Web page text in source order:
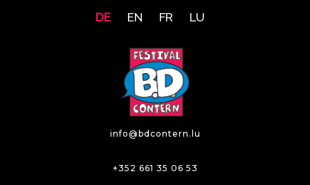
DE EN FR LU
info@bdcontern.lu
+352 661 35 06 53